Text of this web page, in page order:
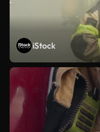
iStock